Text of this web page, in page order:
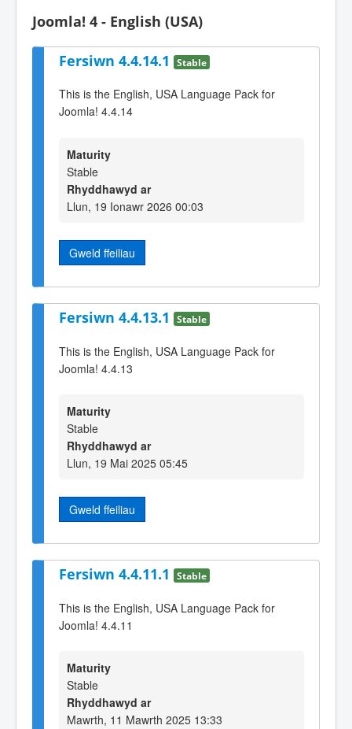
Joomla! 4 - English (USA)
Fersiwn 4.4.14.1 Stable
This is the English, USA Language Pack for
Joomla! 4.4.14
Maturity
Stable
Rhyddhawyd ar
Llun, 19 Ionawr 2026 00:03
Gweld ffeiliau
Fersiwn 4.4.13.1 Stable
This is the English, USA Language Pack for
Joomla! 4.4.13
Maturity
Stable
Rhyddhawyd ar
Llun, 19 Mai 2025 05:45
Gweld ffeiliau
Fersiwn 4.4.11.1 Stable
This is the English, USA Language Pack for
Joomla! 4.4.11
Maturity
Stable
Rhyddhawyd ar
Mawrth, 11 Mawrth 2025 13:33